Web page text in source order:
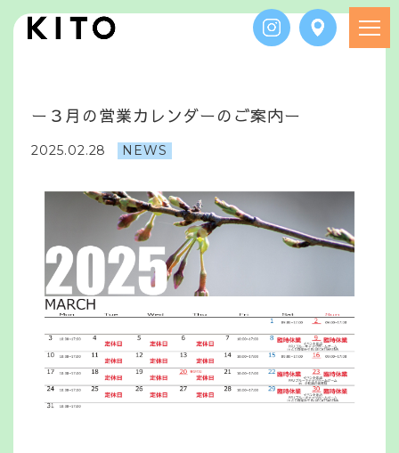
ー ３ 月 の営業カ レ ンダーの ご案内ー
2025.02.28 NEWS